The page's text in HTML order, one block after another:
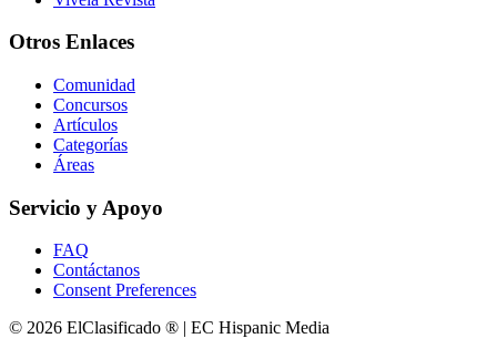
Otros Enlaces
Comunidad
Concursos
Artículos
Categorías
Áreas
Servicio y Apoyo
FAQ
Contáctanos
Consent Preferences
© 2026 ElClasificado ® | EC Hispanic Media